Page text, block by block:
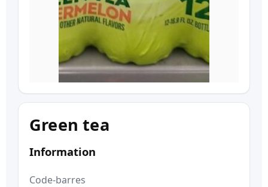
Green tea
Information
Code-barres